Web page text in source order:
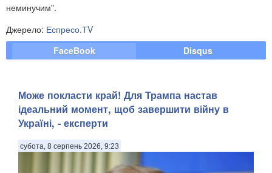
неминучим".
Джерело: Еспресо.ТV
FaceBook
Disqus
Може покласти край! Для Трампа настав
ідеальний момент, щоб завершити війну в
Україні, - експерти
субота, 8 серпень 2026, 9:23